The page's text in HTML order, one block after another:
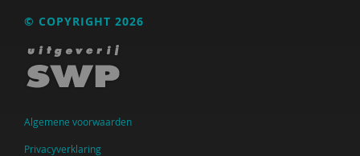
Ton Beekman
Charlotte Beenakker
© COPYRIGHT 2026
Algemene voorwaarden
Privacyverklaring